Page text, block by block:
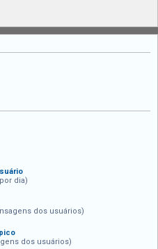
dia)
dos usuários)
dos usuários)